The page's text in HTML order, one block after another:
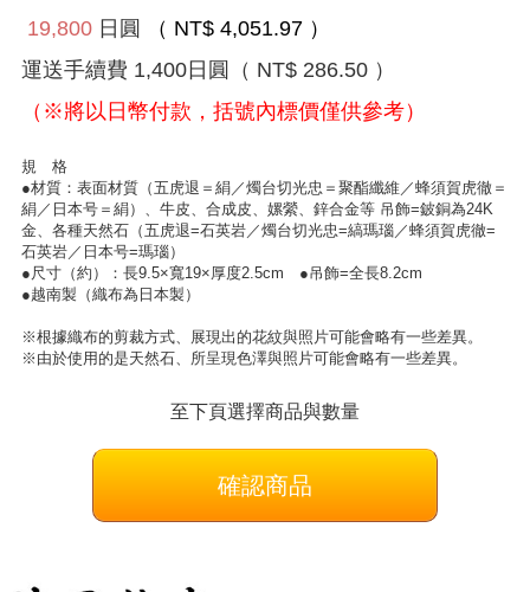
19,800 日圓
（ NT$ 4,051.97 ）
運送手續費 1,400日圓
（ NT$ 286.50 ）
（※將以日幣付款，括號內標價僅供參考）
規 格
●材質：表面材質（五虎退＝絹／燭台切光忠＝聚酯纖維／蜂須賀虎徹＝
絹／日本号＝絹）、牛皮、合成皮、嫘縈、鋅合金等 吊飾=鈹銅為24K
金、各種天然石（五虎退=石英岩／燭台切光忠=縞瑪瑙／蜂須賀虎徹=
石英岩／日本号=瑪瑙）
●尺寸（約）：長9.5×寬19×厚度2.5cm ●吊飾=全長8.2cm
●越南製（織布為日本製）
※根據織布的剪裁方式、展現出的花紋與照片可能會略有一些差異。
※由於使用的是天然石、所呈現色澤與照片可能會略有一些差異。
至下頁選擇商品與數量
確認商品